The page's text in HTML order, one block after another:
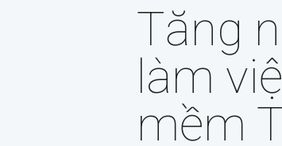
Tăng
làm
mềm